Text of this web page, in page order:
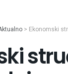
> Ekonomski